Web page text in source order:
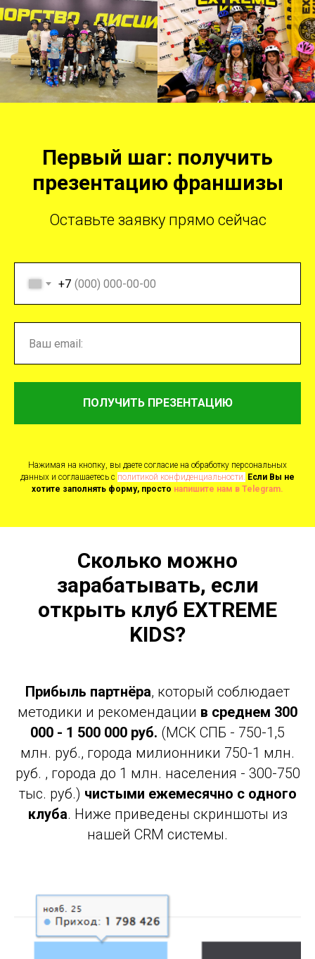
Первый шаг: получить
презентацию франшизы
Оставьте заявку прямо сейчас
+7
ПОЛУЧИТЬ ПРЕЗЕНТАЦИЮ
Нажимая на кнопку, вы даете согласие на обработку персональных
данных и соглашаетесь c политикой конфиденциальности. Если Вы не
хотите заполнять форму, просто напишите нам в Telegram.
Сколько можно
зарабатывать, если
открыть клуб EXTREME
KIDS?
Прибыль партнёра, который соблюдает
методики и рекомендации в среднем 300
000 - 1 500 000 руб. (МСК СПБ - 750-1,5
млн. руб., города милионники 750-1 млн.
руб. , города до 1 млн. населения - 300-750
тыс. руб.) чистыми ежемесячно с одного
клуба. Ниже приведены скриншоты из
нашей CRM системы.